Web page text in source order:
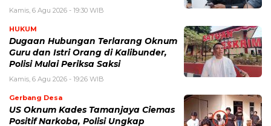
Kamis, 6 Agu 2026 - 19:30 WIB
HUKUM
Dugaan Hubungan Terlarang Oknum
Guru dan Istri Orang di Kalibunder,
Polisi Mulai Periksa Saksi
Kamis, 6 Agu 2026 - 19:26 WIB
Gerbang Desa
US Oknum Kades Tamanjaya Ciemas
Positif Narkoba, Polisi Ungkap